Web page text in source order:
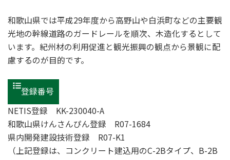
和歌山県では平成29年度から高野山や白浜町などの主要観
光地の幹線道路のガードレールを順次、木造化するとして
います。紀州材の利用促進と観光振興の観点から景観に配
慮するのが目的です。
登録番号
NETIS登録 KK-230040-A
和歌山県けんさんぴん登録 R07-1684
県内開発建設技術登録 R07-K1
（上記登録は、コンクリート建込用のC-2Bタイプ、B-2B